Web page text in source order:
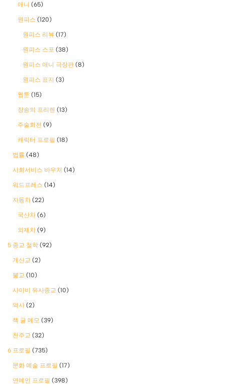
애니 (65)
원피스 (120)
원피스 리뷰 (17)
원피스 스포 (38)
원피스 애니 극장판 (8)
원피스 표지 (3)
웹툰 (15)
장송의 프리렌 (13)
주술회전 (9)
캐릭터 프로필 (18)
법률 (48)
사회서비스 바우처 (14)
워드프레스 (14)
자동차 (22)
국산차 (6)
외제차 (9)
5 종교 철학 (92)
개신교 (2)
불교 (10)
사이비 유사종교 (10)
역사 (2)
책 글 메모 (39)
천주교 (32)
6 프로필 (735)
문화 예술 프로필 (17)
연예인 프로필 (398)